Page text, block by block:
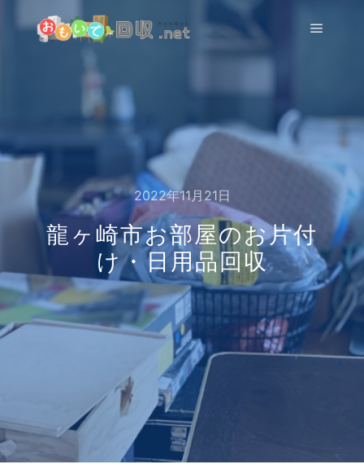
2022年11月21日
龍ヶ崎市お部屋のお片付
け・日用品回収